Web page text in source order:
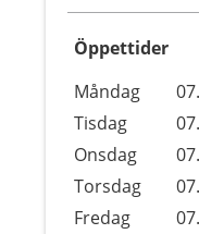
Öppettider
Dag
Öppettider
Kommentarer
Måndag
Tisdag
Onsdag
Torsdag
Fredag